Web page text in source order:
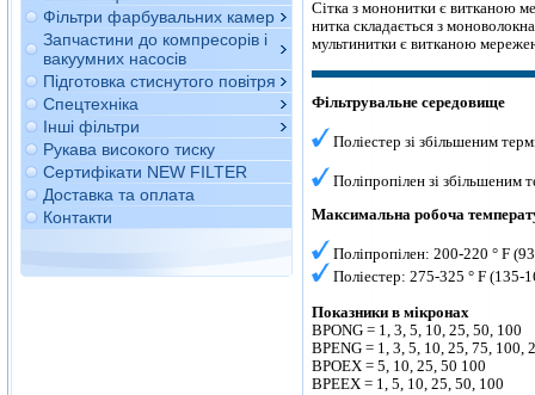
Фільтри фарбувальних камер
Запчастини до компресорів і
вакуумних насосів
Підготовка стиснутого повітря
Спецтехніка
Інші фільтри
Рукава високого тиску
Сертифікати NEW FILTER
Доставка та оплата
Контакти
Сітка з мононитки є витканою
нитка складається з
мультинитки є витканою
Фільтрувальне середовище
Поліестер зі збільшеним
Поліпропілен зі збільшеним
Максимальна робоча
Поліпропілен: 200-220 ° F
Поліестер: 275-325 ° F (135-
Показники в мікронах
BPONG = 1, 3, 5, 10, 25, 50, 100
BPENG = 1, 3, 5, 10, 25, 75, 100,
BPOEX = 5, 10, 25, 50 100
BPEEX = 1, 5, 10, 25, 50, 100